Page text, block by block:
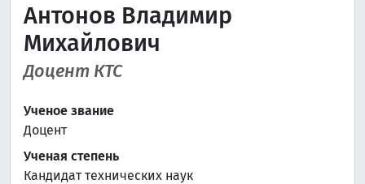
Антонов Владимир
Михайлович
Доцент КТС
Ученое звание
Доцент
Ученая степень
Кандидат технических наук